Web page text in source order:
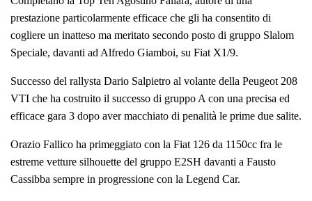
prestazione particolarmente efficace che gli ha consentito di
cogliere un inatteso ma meritato secondo posto di gruppo Slalom
Speciale, davanti ad Alfredo Giamboi, su Fiat X1/9.
Successo del rallysta Dario Salpietro al volante della Peugeot 208
VTI che ha costruito il successo di gruppo A con una precisa ed
efficace gara 3 dopo aver macchiato di penalità le prime due salite.
Orazio Fallico ha primeggiato con la Fiat 126 da 1150cc fra le
estreme vetture silhouette del gruppo E2SH davanti a Fausto
Cassibba sempre in progressione con la Legend Car.